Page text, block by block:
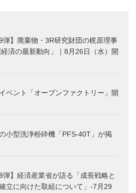
弾】廃棄物・3R研究財団の梶原理事
済の最新動向」｜8月26日（水）開
ベント「オープンファクトリー」開
小型洗浄粉砕機「PFS-40T」が掲
弾】経済産業省が語る「成長戦略と
立に向けた取組について」-7月29